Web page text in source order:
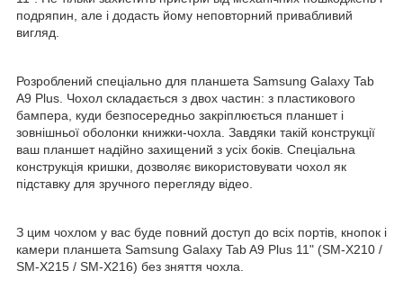
подряпин, але і додасть йому неповторний привабливий
вигляд.
Розроблений спеціально для планшета Samsung Galaxy Tab
A9 Plus. Чохол складається з двох частин: з пластикового
бампера, куди безпосередньо закріплюється планшет і
зовнішньої оболонки книжки-чохла. Завдяки такій конструкції
ваш планшет надійно захищений з усіх боків. Спеціальна
конструкція кришки, дозволяє використовувати чохол як
підставку для зручного перегляду відео.
З цим чохлом у вас буде повний доступ до всіх портів, кнопок і
камери планшета Samsung Galaxy Tab A9 Plus 11" (SM-X210 /
SM-X215 / SM-X216) без зняття чохла.